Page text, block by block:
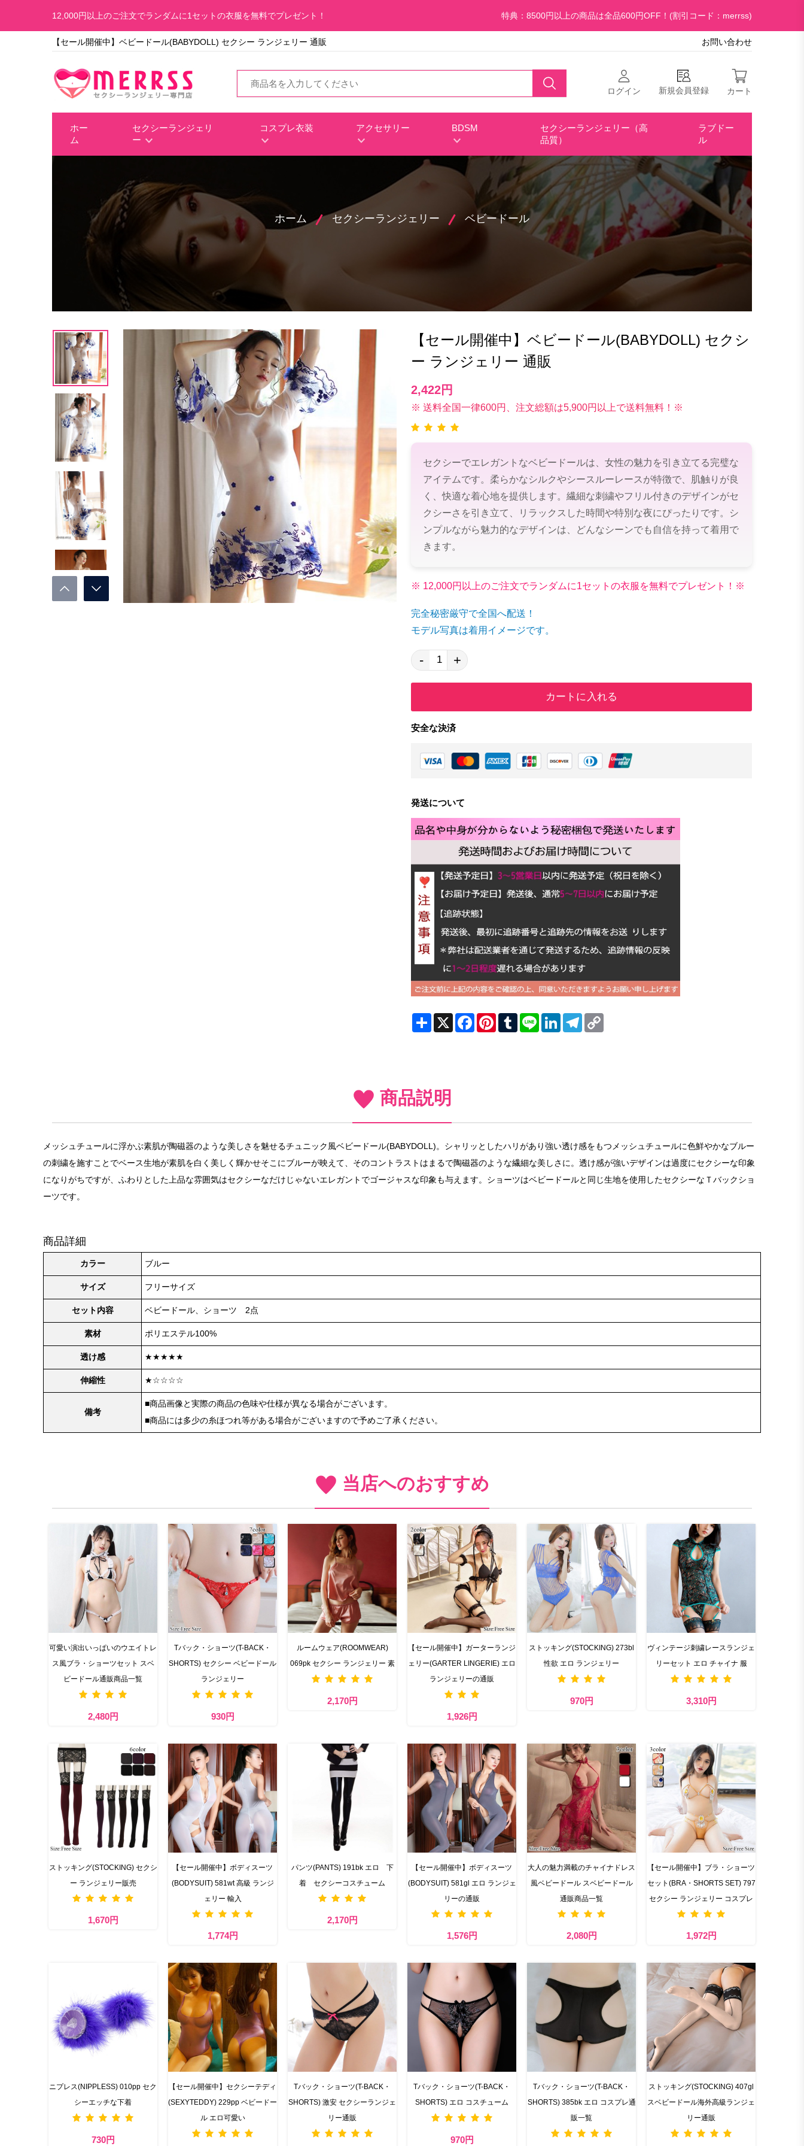
12,000円以上のご注文でランダムに1セットの衣服を無料でプレゼント！ 特典：8500円以上の商品は全品600円OFF！(割引コード：merrss)
【セール開催中】ベビードール(BABYDOLL) セクシー ランジェリー 通販 お問い合わせ
ログイン 新規会員登録 カート
ホー
ム
セクシーランジェリ
ー
コスプレ衣装 アクセサリー BDSM
セクシーランジェリー（高
品質）
ラブドー
ル
ホーム セクシーランジェリー ベビードール
【セール開催中】ベビードール(BABYDOLL) セクシ
ー ランジェリー 通販
2,422円
※ 送料全国一律600円、注文総額は5,900円以上で送料無料！※
セクシーでエレガントなベビードールは、女性の魅力を引き立てる完璧な
アイテムです。柔らかなシルクやシースルーレースが特徴で、肌触りが良
く、快適な着心地を提供します。繊細な刺繍やフリル付きのデザインがセ
クシーさを引き立て、リラックスした時間や特別な夜にぴったりです。シ
ンプルながら魅力的なデザインは、どんなシーンでも自信を持って着用で
きます。
※ 12,000円以上のご注文でランダムに1セットの衣服を無料でプレゼント！※
完全秘密厳守で全国へ配送！
モデル写真は着用イメージです。
- +
カートに入れる
安全な決済
発送について
ShareX FacebookPinterestTumblrLine LinkedInTelegram
商品説明
メッシュチュールに浮かぶ素肌が陶磁器のような美しさを魅せるチュニック風ベビードール(BABYDOLL)。シャリッとしたハリがあり強い透け感をもつメッシュチュールに色鮮やかなブルー
の刺繍を施すことでベース生地が素肌を白く美しく輝かせそこにブルーが映えて、そのコントラストはまるで陶磁器のような繊細な美しさに。透け感が強いデザインは過度にセクシーな印象
になりがちですが、ふわりとした上品な雰囲気はセクシーなだけじゃないエレガントでゴージャスな印象も与えます。ショーツはベビードールと同じ生地を使用したセクシーなＴバックショ
ーツです。
商品詳細
カラー ブルー
サイズ フリーサイズ
セット内容 ベビードール、ショーツ 2点
素材 ポリエステル100%
透け感 ★★★★★
伸縮性 ★☆☆☆☆
備考
■商品画像と実際の商品の色味や仕様が異なる場合がございます。
■商品には多少の糸ほつれ等がある場合がございますので予めご了承ください。
当店へのおすすめ
可愛い演出いっぱいのウエイトレ
ス風ブラ・ショーツセット スベ
ビードール通販商品一覧
2,480円
Tバック・ショーツ(T-BACK・
SHORTS) セクシー ベビードール
ランジェリー
930円
ルームウェア(ROOMWEAR)
069pk セクシー ランジェリー 素
2,170円
【セール開催中】ガーターランジ
ェリー(GARTER LINGERIE) エロ
ランジェリーの通販
1,926円
ストッキング(STOCKING) 273bl
性欲 エロ ランジェリー
970円
ヴィンテージ刺繍レースランジェ
リーセット エロ チャイナ 服
3,310円
ストッキング(STOCKING) セクシ
ー ランジェリー販売
1,670円
【セール開催中】ボディスーツ
(BODYSUIT) 581wt 高級 ランジ
ェリー 輸入
1,774円
パンツ(PANTS) 191bk エロ 下
着 セクシーコスチューム
2,170円
【セール開催中】ボディスーツ
(BODYSUIT) 581gl エロ ランジェ
リーの通販
1,576円
大人の魅力満載のチャイナドレス
風ベビードール スベビードール
通販商品一覧
2,080円
【セール開催中】ブラ・ショーツ
セット(BRA・SHORTS SET) 797
セクシー ランジェリー コスプレ
1,972円
ニプレス(NIPPLESS) 010pp セク
シーエッチな下着
730円
【セール開催中】セクシーテディ
(SEXYTEDDY) 229pp ベビードー
ル エロ可愛い
Tバック・ショーツ(T-BACK・
SHORTS) 激安 セクシーランジェ
リー通販
Tバック・ショーツ(T-BACK・
SHORTS) エロ コスチューム
970円
Tバック・ショーツ(T-BACK・
SHORTS) 385bk エロ コスプレ通
販一覧
ストッキング(STOCKING) 407gl
スベビードール海外高級ランジェ
リー通販